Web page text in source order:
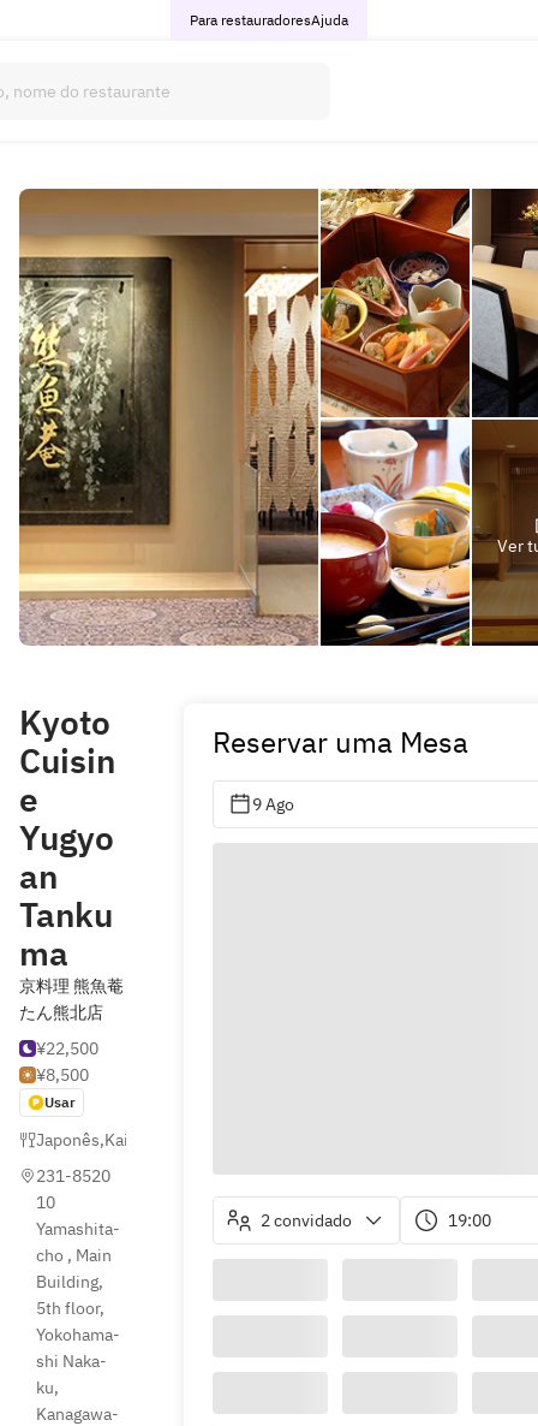
Para restauradoresAjuda
Ver
Kyoto
Cuisin
e
Yugyo
an
Tanku
ma
京料理 熊魚菴
たん熊北店
¥22,500
¥8,500
Usar
Japonês,Kaiseki (japonês formal)
231-8520
10
Yamashita-
cho , Main
Building,
5th floor,
Yokohama-
shi Naka-
ku,
Kanagawa-
Reservar uma Mesa
9 Ago
2 convidado 19:00